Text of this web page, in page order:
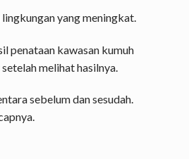
yang meningkat.
penataan kawasan kumuh
melihat hasilnya.
sebelum dan sesudah.